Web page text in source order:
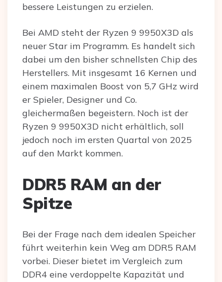
bessere Leistungen zu erzielen.
Bei AMD steht der Ryzen 9 9950X3D als
neuer Star im Programm. Es handelt sich
dabei um den bisher schnellsten Chip des
Herstellers. Mit insgesamt 16 Kernen und
einem maximalen Boost von 5,7 GHz wird
er Spieler, Designer und Co.
gleichermaßen begeistern. Noch ist der
Ryzen 9 9950X3D nicht erhältlich, soll
jedoch noch im ersten Quartal von 2025
auf den Markt kommen.
DDR5 RAM an der
Spitze
Bei der Frage nach dem idealen Speicher
führt weiterhin kein Weg am DDR5 RAM
vorbei. Dieser bietet im Vergleich zum
DDR4 eine verdoppelte Kapazität und